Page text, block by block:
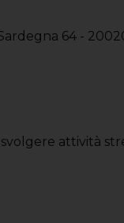
64 -
attività